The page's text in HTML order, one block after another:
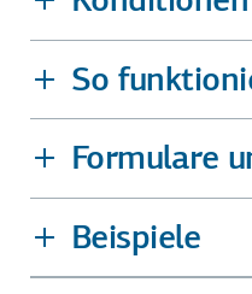
So
Formulare
Beispiele